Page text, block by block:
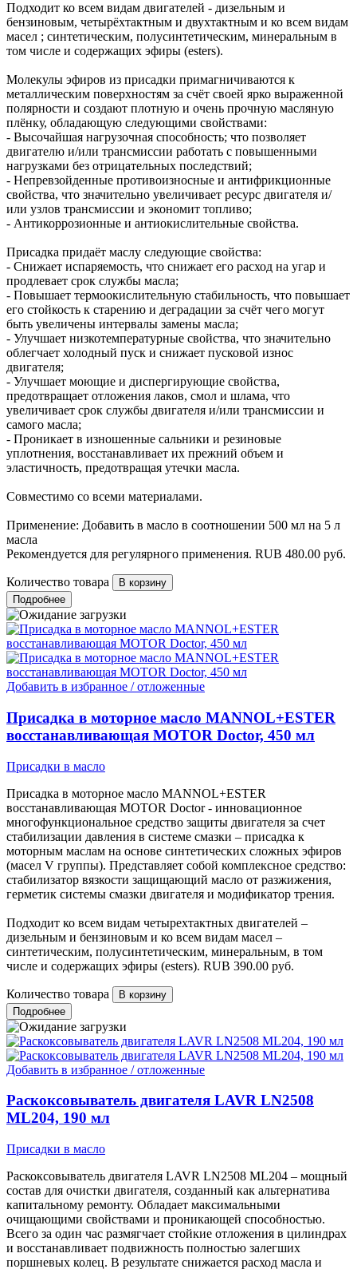
Подходит ко всем видам двигателей - дизельным и
бензиновым, четырёхтактным и двухтактным и ко всем видам
масел ; синтетическим, полуcинтетическим, минеральным в
том числе и содержащих эфиры (esters).
Молекулы эфиров из присадки примагничиваются к
металлическим поверхностям за счёт своей ярко выраженной
полярности и создают плотную и очень прочную масляную
плёнку, обладающую следующими свойствами:
- Высочайшая нагрузочная способность; что позволяет
двигателю и/или трансмиссии работать с повышенными
нагрузками без отрицательных последствий;
- Непревзойденные противоизносные и антифрикционные
свойства, что значительно увеличивает ресурс двигателя и/
или узлов трансмиссии и экономит топливо;
- Антикоррозионные и антиокислительные свойства.
Присадка придаёт маслу следующие свойства:
- Снижает испаряемость, что снижает его расход на угар и
продлевает срок службы масла;
- Повышает термоокислительную стабильность, что повышает
его стойкость к старению и деградации за счёт чего могут
быть увеличены интервалы замены масла;
- Улучшает низкотемпературные свойства, что значительно
облегчает холодный пуск и снижает пусковой износ
двигателя;
- Улучшает моющие и диспергирующие свойства,
предотвращает отложения лаков, смол и шлама, что
увеличивает срок службы двигателя и/или трансмиссии и
самого масла;
- Проникает в изношенные сальники и резиновые
уплотнения, восстанавливает их прежний объем и
эластичность, предотвращая утечки масла.
Совместимо со всеми материалами.
Применение: Добавить в масло в соотношении 500 мл на 5 л
масла
Рекомендуется для регулярного применения. RUB 480.00 руб.
Количество товара
Подробнее
Добавить в избранное / отложенные
Присадка в моторное масло MANNOL+ESTER
восстанавливающая MOTOR Doctor, 450 мл
Присадки в масло
Присадка в моторное масло MANNOL+ESTER
восстанавливающая MOTOR Doctor - инновационное
многофункциональное средство защиты двигателя за счет
стабилизации давления в системе смазки – присадка к
моторным маслам на основе синтетических сложных эфиров
(масел V группы). Представляет собой комплексное средство:
стабилизатор вязкости защищающий масло от разжижения,
герметик системы смазки двигателя и модификатор трения.
Подходит ко всем видам четырехтактных двигателей –
дизельным и бензиновым и ко всем видам масел –
синтетическим, полуcинтетическим, минеральным, в том
числе и содержащих эфиры (esters). RUB 390.00 руб.
Количество товара
Подробнее
Добавить в избранное / отложенные
Раскоксовыватель двигателя LAVR LN2508
ML204, 190 мл
Присадки в масло
Раскоксовыватель двигателя LAVR LN2508 ML204 – мощный
состав для очистки двигателя, созданный как альтернатива
капитальному ремонту. Обладает максимальными
очищающими свойствами и проникающей способностью.
Всего за один час размягчает стойкие отложения в цилиндрах
и восстанавливает подвижность полностью залегших
поршневых колец. В результате снижается расход масла и